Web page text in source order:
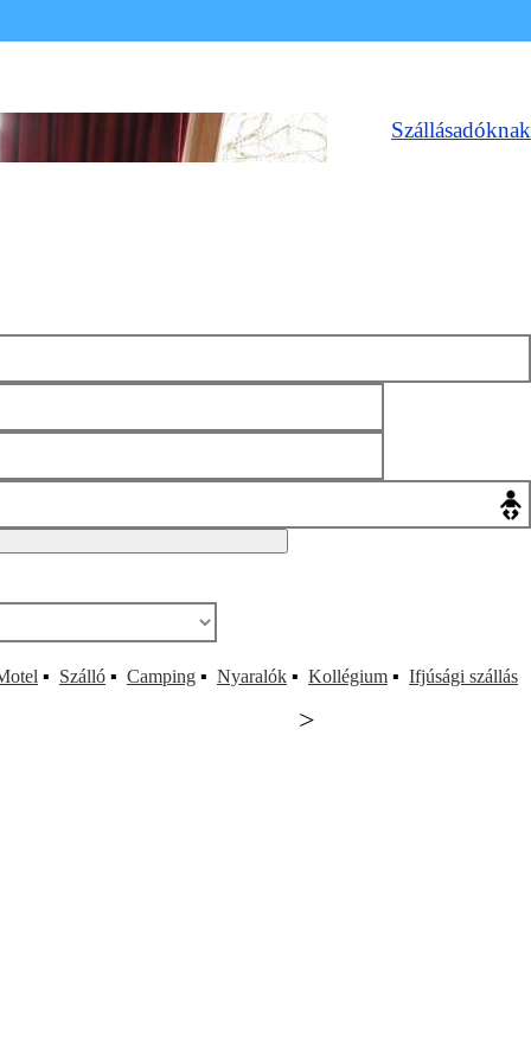
Szállásadóknak
>
▪ Szálló ▪ Camping ▪ Nyaralók ▪ Kollégium ▪ Ifjúsági szállás